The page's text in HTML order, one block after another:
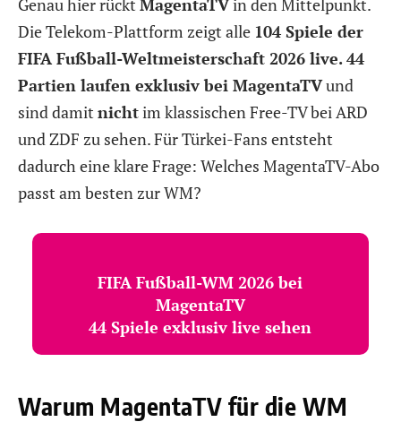
Genau hier rückt MagentaTVin den Mittelpunkt.
Die Telekom-Plattform zeigt alle 104 Spiele der
FIFA Fußball-Weltmeisterschaft 2026 live. 44
Partien laufen exklusiv bei MagentaTVund
sind damit nichtim klassischen Free-TV bei ARD
und ZDF zu sehen. Für Türkei-Fans entsteht
dadurch eine klare Frage: Welches MagentaTV-Abo
passt am besten zur WM?
FIFA Fußball-WM 2026 bei
MagentaTV
44 Spiele exklusiv live sehen
Warum MagentaTV für die WM